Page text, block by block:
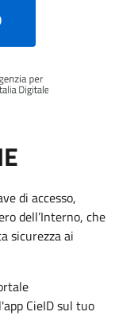
di accesso,
dell’Interno, che
sicurezza ai
CieID sul tuo